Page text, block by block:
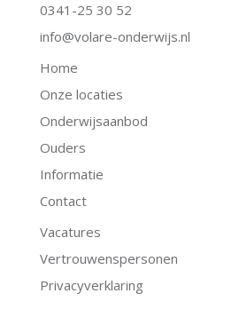
0341-25 30 52
info@volare-onderwijs.nl
Home
Onze locaties
Onderwijsaanbod
Ouders
Informatie
Contact
Vacatures
Vertrouwenspersonen
Privacyverklaring